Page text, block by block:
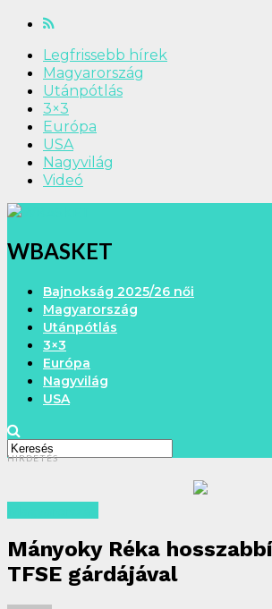
Legfrissebb hírek
Magyarország
Utánpótlás
3×3
Európa
USA
Nagyvilág
Videó
WBASKET
Bajnokság 2025/26 női
Magyarország
Utánpótlás
3×3
Európa
Nagyvilág
USA
HIRDETÉS
Mányoky Réka
TFSE gárdájával